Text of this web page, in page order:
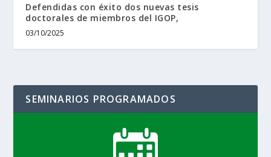
Defendidas con éxito dos nuevas tesis
doctorales de miembros del IGOP,
03/10/2025
SEMINARIOS PROGRAMADOS